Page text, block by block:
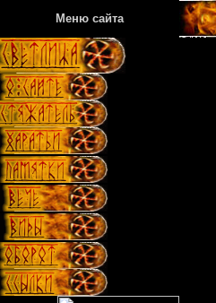
Меню сайта